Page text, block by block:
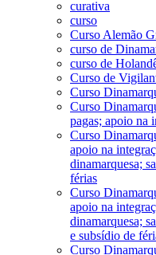
curativa
curso
Curso Alemão
curso de
curso de
Curso de
Curso
Curso
pagas; apoio na
Curso
apoio na
dinamarquesa;
férias
Curso
apoio na
dinamarquesa;
e subsídio de
Curso